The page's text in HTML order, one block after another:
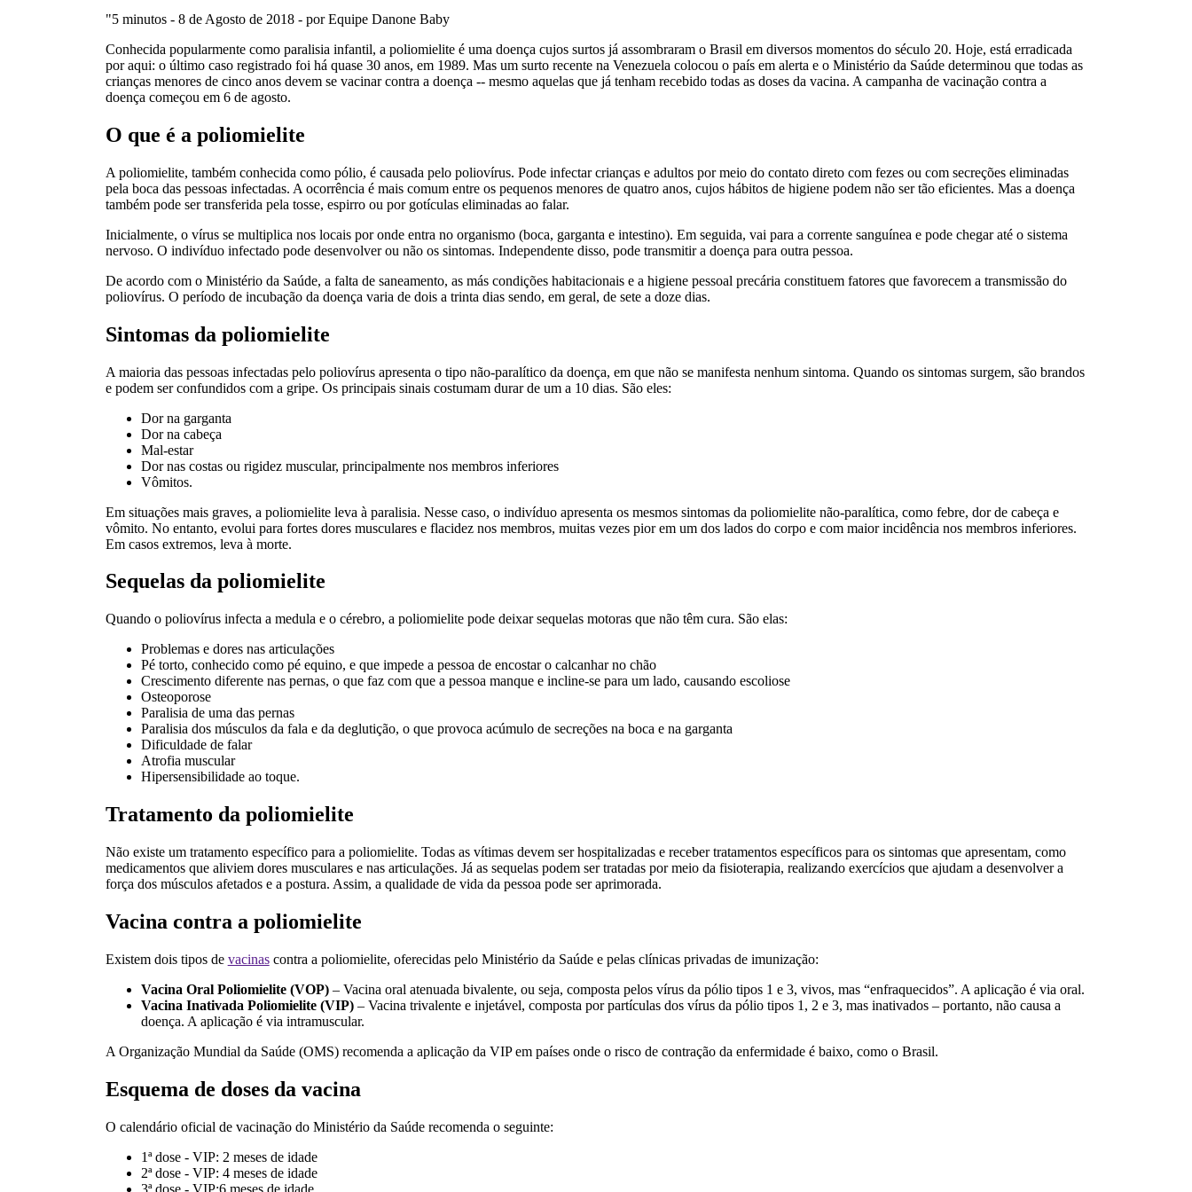
"5 minutos - 8 de Agosto de 2018 - por Equipe Danone Baby
Conhecida popularmente como paralisia infantil, a poliomielite é uma doença cujos surtos já assombraram o Brasil em diversos momentos do século 20. Hoje, está erradicada
por aqui: o último caso registrado foi há quase 30 anos, em 1989. Mas um surto recente na Venezuela colocou o país em alerta e o Ministério da Saúde determinou que todas as
crianças menores de cinco anos devem se vacinar contra a doença -- mesmo aquelas que já tenham recebido todas as doses da vacina. A campanha de vacinação contra a
doença começou em 6 de agosto.
O que é a poliomielite
A poliomielite, também conhecida como pólio, é causada pelo poliovírus. Pode infectar crianças e adultos por meio do contato direto com fezes ou com secreções eliminadas
pela boca das pessoas infectadas. A ocorrência é mais comum entre os pequenos menores de quatro anos, cujos hábitos de higiene podem não ser tão eficientes. Mas a doença
também pode ser transferida pela tosse, espirro ou por gotículas eliminadas ao falar.
Inicialmente, o vírus se multiplica nos locais por onde entra no organismo (boca, garganta e intestino). Em seguida, vai para a corrente sanguínea e pode chegar até o sistema
nervoso. O indivíduo infectado pode desenvolver ou não os sintomas. Independente disso, pode transmitir a doença para outra pessoa.
De acordo com o Ministério da Saúde, a falta de saneamento, as más condições habitacionais e a higiene pessoal precária constituem fatores que favorecem a transmissão do
poliovírus. O período de incubação da doença varia de dois a trinta dias sendo, em geral, de sete a doze dias.
Sintomas da poliomielite
A maioria das pessoas infectadas pelo poliovírus apresenta o tipo não-paralítico da doença, em que não se manifesta nenhum sintoma. Quando os sintomas surgem, são brandos
e podem ser confundidos com a gripe. Os principais sinais costumam durar de um a 10 dias. São eles:
Dor na garganta
Dor na cabeça
Mal-estar
Dor nas costas ou rigidez muscular, principalmente nos membros inferiores
Vômitos.
Em situações mais graves, a poliomielite leva à paralisia. Nesse caso, o indivíduo apresenta os mesmos sintomas da poliomielite não-paralítica, como febre, dor de cabeça e
vômito. No entanto, evolui para fortes dores musculares e flacidez nos membros, muitas vezes pior em um dos lados do corpo e com maior incidência nos membros inferiores.
Em casos extremos, leva à morte.
Sequelas da poliomielite
Quando o poliovírus infecta a medula e o cérebro, a poliomielite pode deixar sequelas motoras que não têm cura. São elas:
Problemas e dores nas articulações
Pé torto, conhecido como pé equino, e que impede a pessoa de encostar o calcanhar no chão
Crescimento diferente nas pernas, o que faz com que a pessoa manque e incline-se para um lado, causando escoliose
Osteoporose
Paralisia de uma das pernas
Paralisia dos músculos da fala e da deglutição, o que provoca acúmulo de secreções na boca e na garganta
Dificuldade de falar
Atrofia muscular
Hipersensibilidade ao toque.
Tratamento da poliomielite
Não existe um tratamento específico para a poliomielite. Todas as vítimas devem ser hospitalizadas e receber tratamentos específicos para os sintomas que apresentam, como
medicamentos que aliviem dores musculares e nas articulações. Já as sequelas podem ser tratadas por meio da fisioterapia, realizando exercícios que ajudam a desenvolver a
força dos músculos afetados e a postura. Assim, a qualidade de vida da pessoa pode ser aprimorada.
Vacina contra a poliomielite
Existem dois tipos de vacinascontra a poliomielite, oferecidas pelo Ministério da Saúde e pelas clínicas privadas de imunização:
Vacina Oral Poliomielite (VOP)– Vacina oral atenuada bivalente, ou seja, composta pelos vírus da pólio tipos 1 e 3, vivos, mas “enfraquecidos”. A aplicação é via oral.
Vacina Inativada Poliomielite (VIP)– Vacina trivalente e injetável, composta por partículas dos vírus da pólio tipos 1, 2 e 3, mas inativados – portanto, não causa a
doença. A aplicação é via intramuscular.
A Organização Mundial da Saúde (OMS) recomenda a aplicação da VIP em países onde o risco de contração da enfermidade é baixo, como o Brasil.
Esquema de doses da vacina
O calendário oficial de vacinação do Ministério da Saúde recomenda o seguinte:
1ª dose - VIP: 2 meses de idade
2ª dose - VIP: 4 meses de idade
3ª dose - VIP:6 meses de idade